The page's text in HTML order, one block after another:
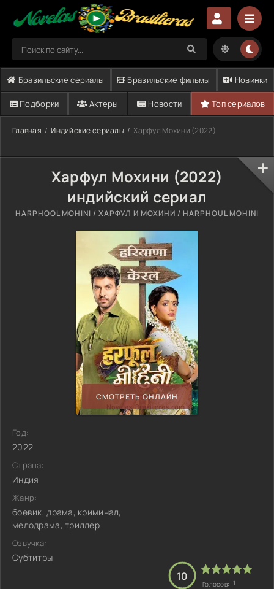
Бразильские сериалы Бразильские фильмы Новинки
Подборки Актеры Новости Топ сериалов
Главная Индийские сериалы Харфул Мохини (2022)
Харфул Мохини (2022)
индийский сериал
HARPHOOL MOHINI / ХАРФУЛ И МОХИНИ / HARPHOUL MOHINI
СМОТРЕТЬ ОНЛАЙН
Год:
2022
Страна:
Индия
Жанр:
боевик, драма, криминал,
мелодрама, триллер
Озвучка:
Субтитры
10
Голосов: 1